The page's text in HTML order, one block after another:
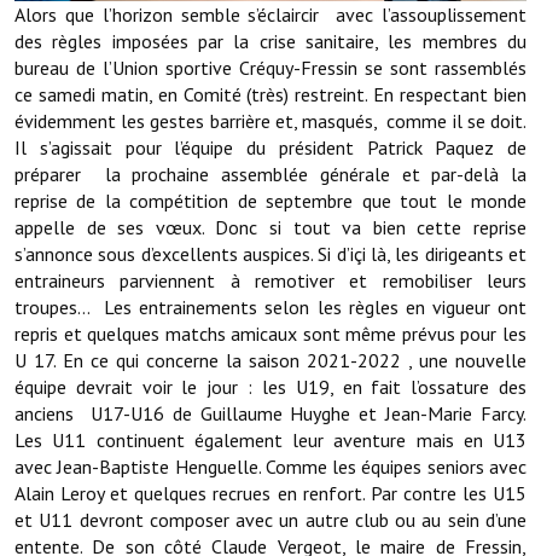
Numéros d'urgence
Terrains et maisons à vendre
VOTRE MAIRIE
Elus et agents
L'équipe municipale
Le personnel municipal
Les moyens financiers
Note de synthèse financière
Rapport d'orientation budgétaire
Actions et projets
Projets et travaux en cours
Alors que l’horizon semble s’éclaircir avec l’assouplissement
des règles imposées par la crise sanitaire, les membres du
bureau de l’Union sportive Créquy-Fressin se sont rassemblés
ce samedi matin, en Comité (très) restreint. En respectant bien
évidemment les gestes barrière et, masqués, comme il se doit.
Il s’agissait pour l’équipe du président Patrick Paquez de
préparer la prochaine assemblée générale et par-delà la
reprise de la compétition de septembre que tout le monde
appelle de ses vœux. Donc si tout va bien cette reprise
s’annonce sous d’excellents auspices. Si d’içi là, les dirigeants et
entraineurs parviennent à remotiver et remobiliser leurs
troupes… Les entrainements selon les règles en vigueur ont
repris et quelques matchs amicaux sont même prévus pour les
U 17. En ce qui concerne la saison 2021-2022 , une nouvelle
équipe devrait voir le jour : les U19, en fait l’ossature des
anciens U17-U16 de Guillaume Huyghe et Jean-Marie Farcy.
Les U11 continuent également leur aventure mais en U13
avec Jean-Baptiste Henguelle. Comme les équipes seniors avec
Alain Leroy et quelques recrues en renfort. Par contre les U15
et U11 devront composer avec un autre club ou au sein d’une
entente. De son côté Claude Vergeot, le maire de Fressin,